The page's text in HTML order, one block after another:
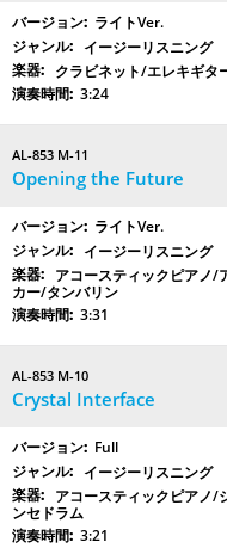
ライトVer.
イージーリスニング
クラビネット/エレキギタ
3:24
AL-853 M-11
Opening the Future
ライトVer.
イージーリスニング
アコースティックピアノ/
カー/タンバリン
3:31
AL-853 M-10
Crystal Interface
Full
イージーリスニング
アコースティックピアノ
ンセドラム
3:21